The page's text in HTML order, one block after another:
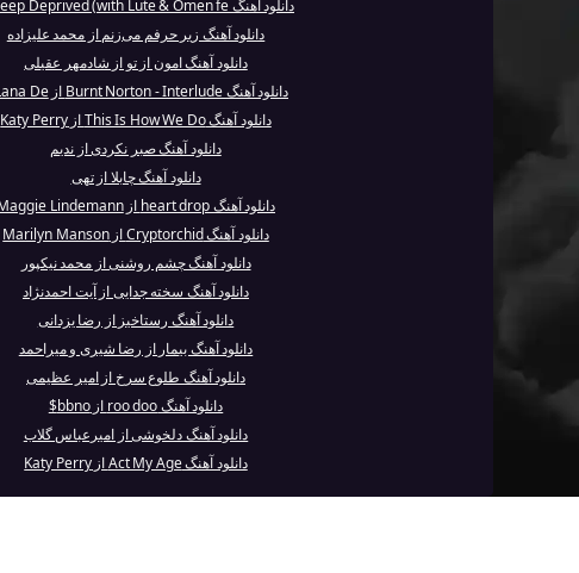
دانلود آهنگ Sleep Deprived (with Lute & Omen fe...
دانلود آهنگ زیر حرفم می‌زنم از محمد علیزاده
دانلود آهنگ امون از تو از شادمهر عقیلی
دانلود آهنگ Burnt Norton - Interlude از Lana De...
دانلود آهنگ This Is How We Do از Katy Perry
دانلود آهنگ صبر نکردی از ندیم
دانلود آهنگ چابلا از تهی
دانلود آهنگ heart drop از Maggie Lindemann
دانلود آهنگ Cryptorchid از Marilyn Manson
دانلود آهنگ چشم روشنی از محمد نیکپور
دانلود آهنگ سخته جدایی از آیت احمدنژاد
دانلود آهنگ رستاخیز از رضا یزدانی
دانلود آهنگ بیمار از رضا شیری و میراحمد
دانلود آهنگ طلوع سرخ از امیر عظیمی
دانلود آهنگ roo doo از bbno$
دانلود آهنگ دلخوشی از امیرعباس گلاب
دانلود آهنگ Act My Age از Katy Perry